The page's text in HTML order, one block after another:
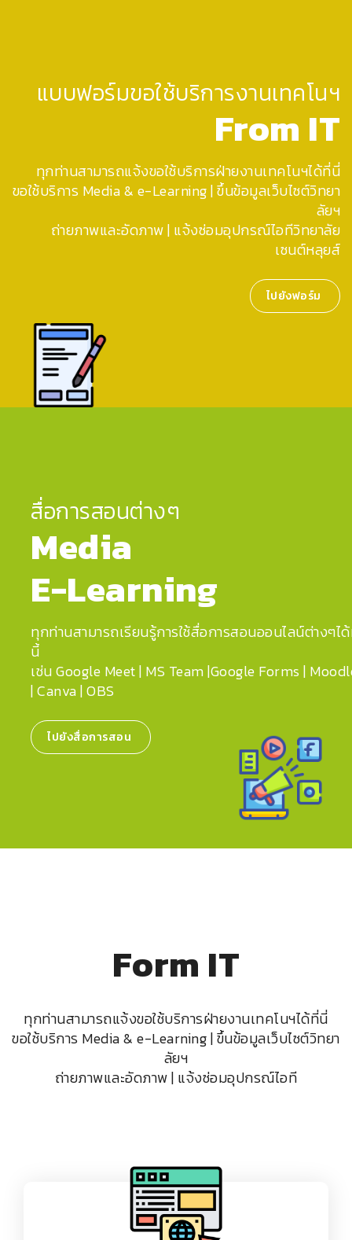
แบบฟอร์มขอใช้บริการงานเทคโนฯ
From IT
ทุกท่านสามารถแจ้งขอใช้บริการฝ่ายงานเทคโนฯได้ที่นี่
ขอใช้บริการ Media & e-Learning | ขึ้นข้อมูลเว็บไซต์วิทยา
ลัยฯ
ถ่ายภาพและอัดภาพ | แจ้งซ่อมอุปกรณ์ไอทีวิทยาลัย
เซนต์หลุยส์
ไปยังฟอร์ม
สื่อการสอนต่างๆ
Media
E-Learning
ทุกท่านสามารถเรียนรู้การใช้สื่อการสอนออนไลน์ต่างๆไ
นี้
เช่น Google Meet | MS Team |Google Forms |
| Canva | OBS
ไปยังสื่อการสอน
Form IT
ทุกท่านสามารถแจ้งขอใช้บริการฝ่ายงานเทคโนฯได้ที่นี่
ขอใช้บริการ Media & e-Learning | ขึ้นข้อมูลเว็บไซต์วิทยา
ลัยฯ
ถ่ายภาพและอัดภาพ | แจ้งซ่อมอุปกรณ์ไอที